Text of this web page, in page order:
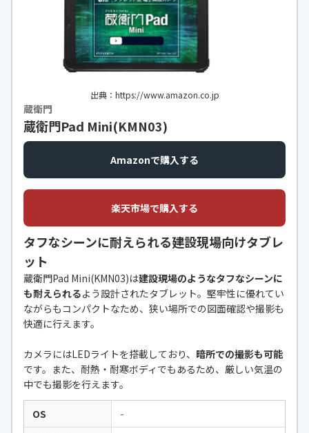
出典：https://www.amazon.co.jp
蔵衛門
蔵衛門Pad Mini(KMN03)
Amazonで購入する
楽天市場で購入する
タフなシーンに耐えられる建設現場向けタブレ
ット
蔵衛門Pad Mini(KMN03)は建設現場のようなタフなシーンに
も耐えられるよう設計されたタブレット。堅牢性に優れてい
ながらもコンパクトなため、狭い場所での図面確認や撮影も
快適に行えます。
カメラにはLEDライトを搭載しており、 暗所での撮影も可能
です。また、耐熱・耐寒ボディでもあるため、厳しい気温の
中でも撮影を行えます。
OS
-